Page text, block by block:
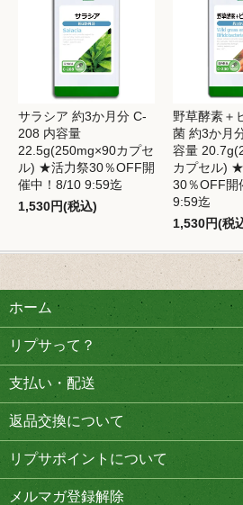
サラシア 約3か月分 C-
208 内容量
22.5g(250mg×90カプセ
ル) ★活力祭30％OFF開
催中！8/10 9:59迄
1,530円(税込)
野草酵素＋
菌 約3か月
容量
カプセル)
30％OFF開
9:59迄
1,530円(税
ホーム
リプサって？
支払い・配送
返品交換について
リプサポイントについて
メルマガ登録解除